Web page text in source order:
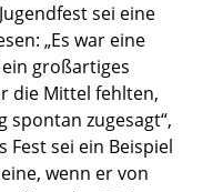
sei eine
„Es war eine
großartiges
die Mittel fehlten,
zugesagt“,
Fest sei ein Beispiel
wenn er von